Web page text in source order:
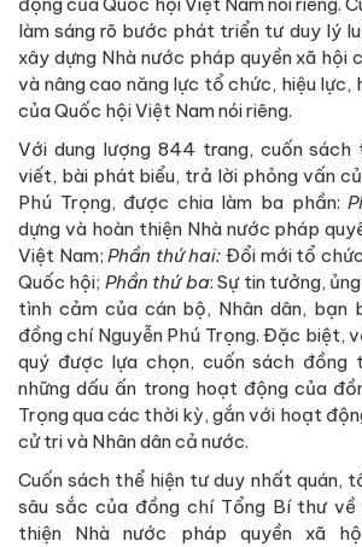
động của Quốc hội Việt Nam nói riêng.
làm sáng rõ bước phát triển tư duy lý
xây dựng Nhà nước pháp quyền xã hội
và nâng cao năng lực tổ chức, hiệu lực,
của Quốc hội Việt Nam nói riêng.
Với dung lượng 844 trang, cuốn sách
viết, bài phát biểu, trả lời phỏng vấn
Phú Trọng, được chia làm ba phần:
dựng và hoàn thiện Nhà nước pháp
Việt Nam;Phần thứ hai: Đổi mới tổ
Quốc hội; Phần thứ ba: Sự tin tưởng,
tình cảm của cán bộ, Nhân dân, bạn
đồng chí Nguyễn Phú Trọng. Đặc biệt,
quý được lựa chọn, cuốn sách đồng
những dấu ấn trong hoạt động của
Trọng qua các thời kỳ, gắn với hoạt
cử tri và Nhân dân cả nước.
Cuốn sách thể hiện tư duy nhất quán,
sâu sắc của đồng chí Tổng Bí thư về
thiện Nhà nước pháp quyền xã